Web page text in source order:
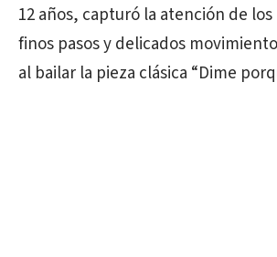
12 años, capturó la atención de
finos pasos y delicados
al bailar la pieza clásica “Dime